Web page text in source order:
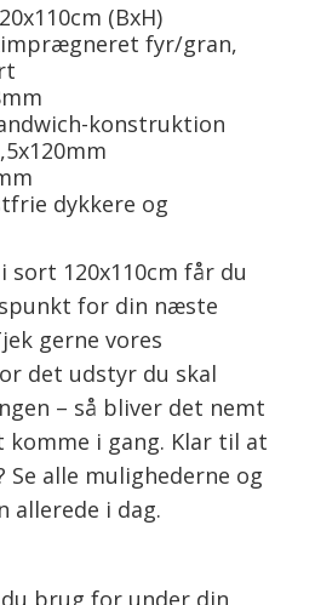
(BxH)
fyr/gran,
konstruktion
dykkere og
sort 120x110cm får du
for din næste
gerne vores
det udstyr du skal
– så bliver det nemt
komme i gang. Klar til at
Se alle mulighederne og
allerede i dag.
brug for under din